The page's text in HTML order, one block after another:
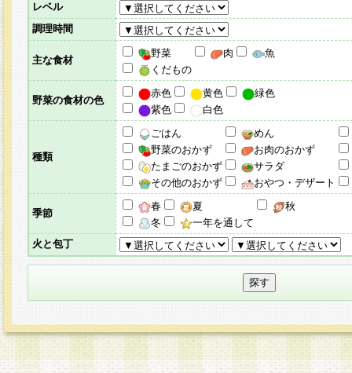
レベル
調理時間
主な食材
野菜 肉
魚
くだもの
野菜の食材の色
赤色 黄色
緑色
紫色
白色
種類
ごはん
めん
野菜のおかず
お肉のおかず
たまごのおかず
サラダ
その他のおかず
おやつ・デザート
季節
春 夏
秋
冬
一年を通して
火と包丁